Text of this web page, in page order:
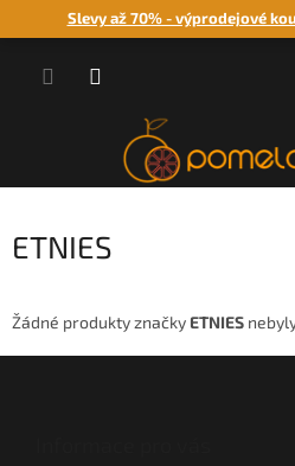
Slevy až 70% - výprodejové
ETNIES
Žádné produkty značky ETNIES